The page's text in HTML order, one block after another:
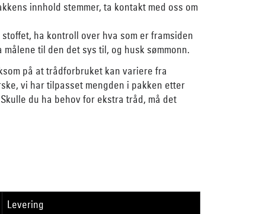
innhold stemmer, ta kontakt med oss om
ha kontroll over hva som er framsiden
målene til den det sys til, og husk sømmonn.
på at trådforbruket kan variere fra
vi har tilpasset mengden i pakken etter
du ha behov for ekstra tråd, må det
Levering